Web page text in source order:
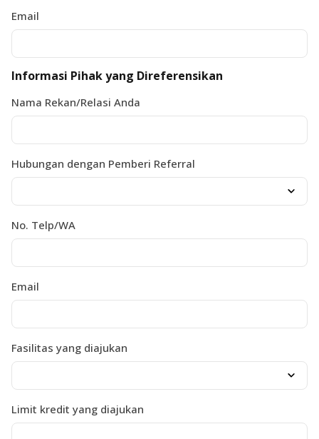
Email
Informasi Pihak yang Direferensikan
Nama Rekan/Relasi Anda
Hubungan dengan Pemberi Referral
No. Telp/WA
Email
Fasilitas yang diajukan
Limit kredit yang diajukan